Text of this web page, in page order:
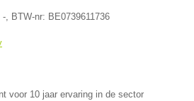
-, BTW-nr: BE0739611736
voor 10 jaar ervaring in de sector